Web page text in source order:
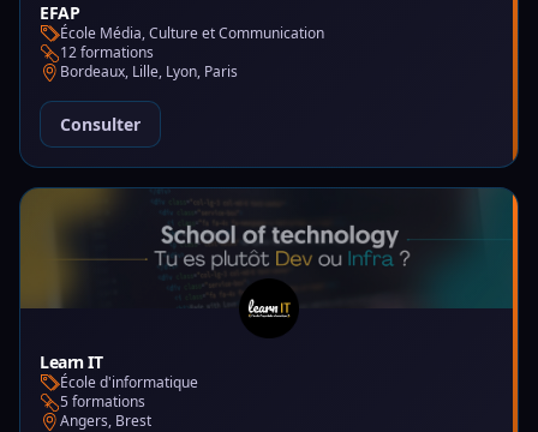
EFAP
École Média, Culture et Communication
12 formations
Bordeaux, Lille, Lyon, Paris
Consulter
Learn IT
École d'informatique
5 formations
Angers, Brest